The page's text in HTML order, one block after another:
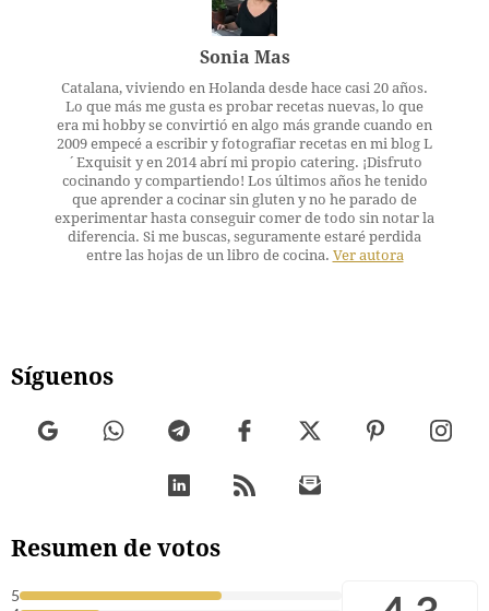
Sonia Mas
Catalana, viviendo en Holanda desde hace casi 20 años.
Lo que más me gusta es probar recetas nuevas, lo que
era mi hobby se convirtió en algo más grande cuando en
2009 empecé a escribir y fotografiar recetas en mi blog L
´Exquisit y en 2014 abrí mi propio catering. ¡Disfruto
cocinando y compartiendo! Los últimos años he tenido
que aprender a cocinar sin gluten y no he parado de
experimentar hasta conseguir comer de todo sin notar la
diferencia. Si me buscas, seguramente estaré perdida
entre las hojas de un libro de cocina. Ver autora
Síguenos
Resumen de votos
5